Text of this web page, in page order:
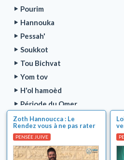
Pourim
Hannouka
Pessah'
Soukkot
Tou Bichvat
Yom tov
H'ol hamoèd
Période du Omer
Lag baomèr
Ben Hametsarim (3 semaines
Tou Béav (le 15 Av)
Série Parnassa TOVA
Zoth Hannoucca : Le
Rendez vous à ne pas rater
!!
PENSÉE JUIVE